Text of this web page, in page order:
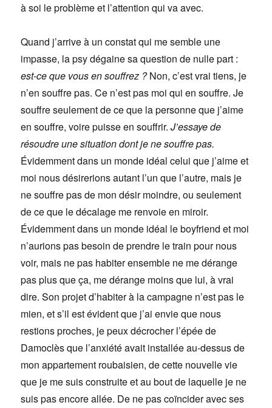
à soi le problème et l’attention qui va avec.
Quand j’arrive à un constat qui me semble une
impasse, la psy dégaine sa question de nulle part :
est-ce que vous en souffrez ?Non, c’est vrai tiens, je
n’en souffre pas. Ce n’est pas moi qui en souffre. Je
souffre seulement de ce que la personne que j’aime
en souffre, voire puisse en souffrir.J’essaye de
résoudre une situation dont je ne souffre pas.
Évidemment dans un monde idéal celui que j’aime et
moi nous désirerions autant l’un que l’autre, mais je
ne souffre pas de mon désir moindre, ou seulement
de ce que le décalage me renvoie en miroir.
Évidemment dans un monde idéal le boyfriend et moi
n’aurions pas besoin de prendre le train pour nous
voir, mais ne pas habiter ensemble ne me dérange
pas plus que ça, me dérange moins que lui, à vrai
dire. Son projet d’habiter à la campagne n’est pas le
mien, et s’il est évident que j’ai envie que nous
restions proches, je peux décrocher l’épée de
Damoclès que l’anxiété avait installée au-dessus de
mon appartement roubaisien, de cette nouvelle vie
que je me suis construite et au bout de laquelle je ne
suis pas encore allée. De ne pas coïncider avec ses